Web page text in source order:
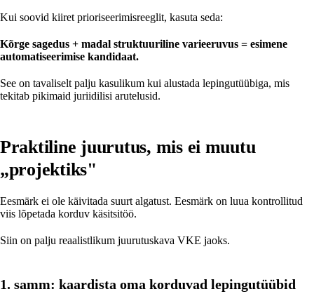
Kui soovid kiiret prioriseerimisreeglit, kasuta seda:
Kõrge sagedus + madal struktuuriline varieeruvus = esimene
automatiseerimise kandidaat.
See on tavaliselt palju kasulikum kui alustada lepingutüübiga, mis
tekitab pikimaid juriidilisi arutelusid.
Praktiline juurutus, mis ei muutu
„projektiks"
Eesmärk ei ole käivitada suurt algatust. Eesmärk on luua kontrollitud
viis lõpetada korduv käsitsitöö.
Siin on palju reaalistlikum juurutuskava VKE jaoks.
1. samm: kaardista oma korduvad lepingutüübid